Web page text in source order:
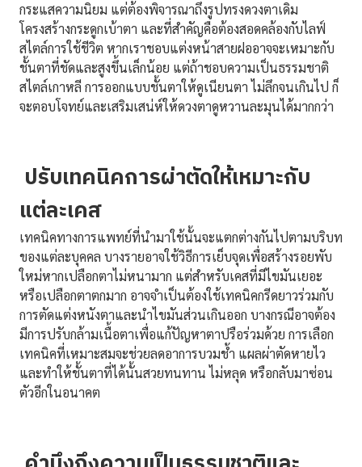
กระแสความนิยม แต่ต้องพิจารณาถึงรูปทรงดวงตาเดิม
โครงสร้างกระดูกเบ้าตา และที่สำคัญคือต้องสอดคล้องกับไลฟ์
สไตล์การใช้ชีวิต หากเราชอบแต่งหน้าสายฝออาจจะเหมาะกับ
ชั้นตาที่ชัดและสูงขึ้นเล็กน้อย แต่ถ้าชอบความเป็นธรรมชาติ
สไตล์เกาหลี การออกแบบชั้นตาให้ดูเนียนตา ไม่ลึกจนเกินไป ก็
จะตอบโจทย์และเสริมเสน่ห์ให้ดวงตาดูหวานละมุนได้มากกว่า
ปรับเทคนิคการผ่าตัดให้เหมาะกับ
แต่ละเคส
เทคนิคทางการแพทย์ที่นำมาใช้นั้นจะแตกต่างกันไปตามบริบท
ของแต่ละบุคคล บางรายอาจใช้วิธีการเย็บจุดเพื่อสร้างรอยพับ
ใหม่หากเปลือกตาไม่หนามาก แต่สำหรับเคสที่มีไขมันเยอะ
หรือเปลือกตาตกมาก อาจจำเป็นต้องใช้เทคนิคกรีดยาวร่วมกับ
การตัดแต่งหนังตาและนำไขมันส่วนเกินออก บางกรณีอาจต้อง
มีการปรับกล้ามเนื้อตาเพื่อแก้ปัญหาตาปรือร่วมด้วย การเลือก
เทคนิคที่เหมาะสมจะช่วยลดอาการบวมช้ำ แผลผ่าตัดหายไว
และทำให้ชั้นตาที่ได้นั้นสวยทนทาน ไม่หลุด หรือกลับมาซ่อน
ตัวอีกในอนาคต